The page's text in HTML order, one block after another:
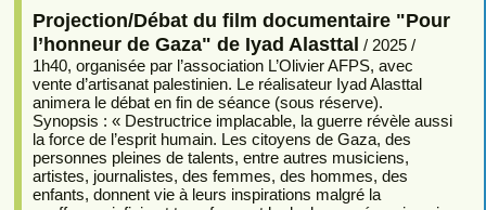
Projection/Débat du film documentaire "Pour
l’honneur de Gaza" de Iyad Alasttal / 2025 /
1h40, organisée par l’association L’Olivier AFPS, avec
vente d’artisanat palestinien. Le réalisateur Iyad Alasttal
animera le débat en fin de séance (sous réserve).
Synopsis : « Destructrice implacable, la guerre révèle aussi
la force de l’esprit humain. Les citoyens de Gaza, des
personnes pleines de talents, entre autres musiciens,
artistes, journalistes, des femmes, des hommes, des
enfants, donnent vie à leurs inspirations malgré la